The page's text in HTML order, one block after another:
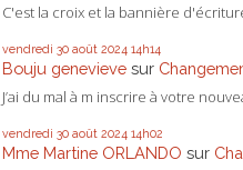
C'est la croix et la bannière
vendredi 30 août 2024 14h14
Bouju genevieve sur
J’ai du mal à m inscrire à votre
vendredi 30 août 2024 14h02
Mme Martine ORLANDO sur